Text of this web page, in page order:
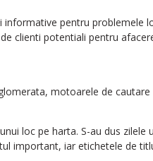
pentru
clienti potentiali pentru
motoarele de
loc pe harta. S-au dus
iar etichetele de